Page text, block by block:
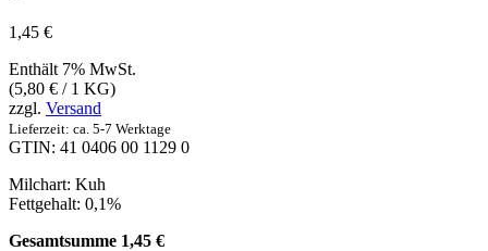
1,45 €
Enthält 7% MwSt.
(5,80 € / 1 KG)
zzgl. Versand
Lieferzeit: ca. 5-7 Werktage
GTIN: 41 0406 00 1129 0
Milchart: Kuh
Fettgehalt: 0,1%
Gesamtsumme 1,45 €